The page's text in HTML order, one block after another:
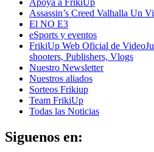
Assassin’s Creed Valhalla Un
El NO E3
eSports y eventos
FrikiUp Web Oficial de
shooters, Publishers, Vlogs
Nuestro Newsletter
Nuestros aliados
Sorteos Frikiup
Team FrikiUp
Todas las Noticias
Siguenos en: